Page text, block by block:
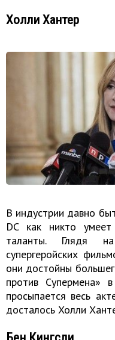
Холли Хантер
В индустрии давно
DC как никто
таланты. Глядя
супергеройских
они достойны
против
просыпается весь
досталось Холли